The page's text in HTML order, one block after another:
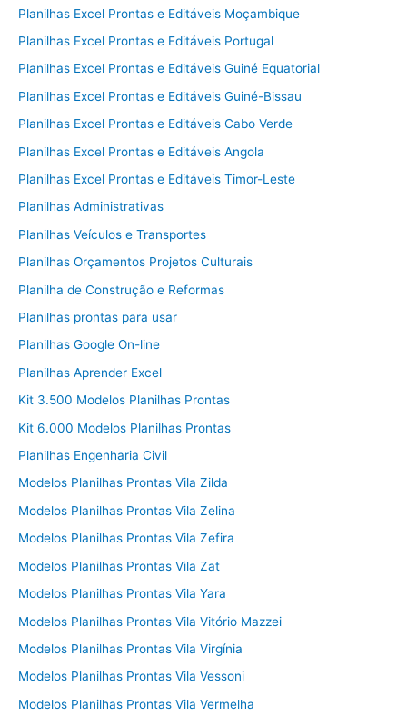
Planilhas Excel Prontas e Editáveis Moçambique
Planilhas Excel Prontas e Editáveis Portugal
Planilhas Excel Prontas e Editáveis Guiné Equatorial
Planilhas Excel Prontas e Editáveis Guiné-Bissau
Planilhas Excel Prontas e Editáveis Cabo Verde
Planilhas Excel Prontas e Editáveis Angola
Planilhas Excel Prontas e Editáveis Timor-Leste
Planilhas Administrativas
Planilhas Veículos e Transportes
Planilhas Orçamentos Projetos Culturais
Planilha de Construção e Reformas
Planilhas prontas para usar
Planilhas Google On-line
Planilhas Aprender Excel
Kit 3.500 Modelos Planilhas Prontas
Kit 6.000 Modelos Planilhas Prontas
Planilhas Engenharia Civil
Modelos Planilhas Prontas Vila Zilda
Modelos Planilhas Prontas Vila Zelina
Modelos Planilhas Prontas Vila Zefira
Modelos Planilhas Prontas Vila Zat
Modelos Planilhas Prontas Vila Yara
Modelos Planilhas Prontas Vila Vitório Mazzei
Modelos Planilhas Prontas Vila Virgínia
Modelos Planilhas Prontas Vila Vessoni
Modelos Planilhas Prontas Vila Vermelha